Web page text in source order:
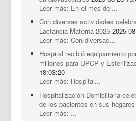
Leer más: En el mes del...
Con diversas actividades
Lactancia Materna 2025 2025-
Leer más: Con diversas...
Hospital recibió equipamiento
millones para UPCP y
18:03:20
Leer más: Hospital...
Hospitalización Domiciliaria
de los pacientes en sus hogares
Leer más: ...